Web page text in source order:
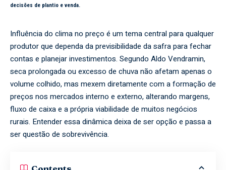
decisões de plantio e venda.
Influência do clima no preço é um tema central para qualquer
produtor que dependa da previsibilidade da safra para fechar
contas e planejar investimentos. Segundo Aldo Vendramin,
seca prolongada ou excesso de chuva não afetam apenas o
volume colhido, mas mexem diretamente com a formação de
preços nos mercados interno e externo, alterando margens,
fluxo de caixa e a própria viabilidade de muitos negócios
rurais. Entender essa dinâmica deixa de ser opção e passa a
ser questão de sobrevivência.